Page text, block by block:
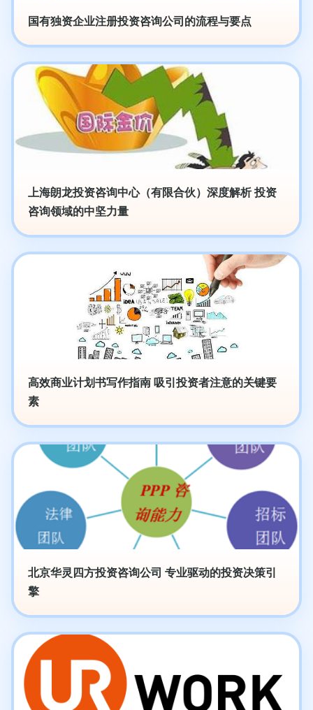
国有独资企业注册投资咨询公司的流程与要点
上海朗龙投资咨询中心（有限合伙）深度解析 投资
咨询领域的中坚力量
高效商业计划书写作指南 吸引投资者注意的关键要
素
北京华灵四方投资咨询公司 专业驱动的投资决策引
擎